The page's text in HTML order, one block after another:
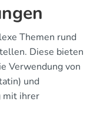
Themen rund
Diese bieten
Verwendung von
und
mit ihrer